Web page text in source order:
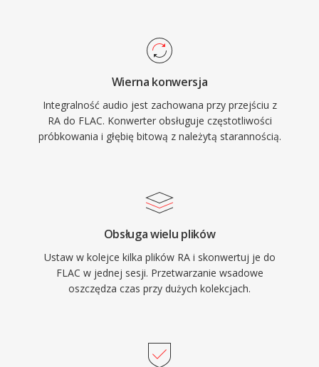
na wspolczesnych urzadzeniach.
branzy do tego kodeka. Trzy wyrozniajace sie
zalety czynia FLAC atrakcyjnym. Po pierwsze,
pelne odtwarzanie sygnalu bit-po-bicie przy
dekodowaniu. Po drugie, osadzone metadane
poprzez komentarze Vorbis i okladki albumow
utrzymuja porzadek w bibliotece bez
eliminuje bariery prawne dla deweloperow i
producentow sprzetu.
Wierna konwersja
Integralność audio jest zachowana przy przejściu z
RA do FLAC. Konwerter obsługuje częstotliwości
próbkowania i głębię bitową z należytą starannością.
Obsługa wielu plików
Ustaw w kolejce kilka plików RA i skonwertuj je do
FLAC w jednej sesji. Przetwarzanie wsadowe
oszczędza czas przy dużych kolekcjach.